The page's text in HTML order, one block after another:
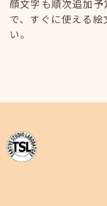
顔文字も順次追加
で、すぐに使える
い。